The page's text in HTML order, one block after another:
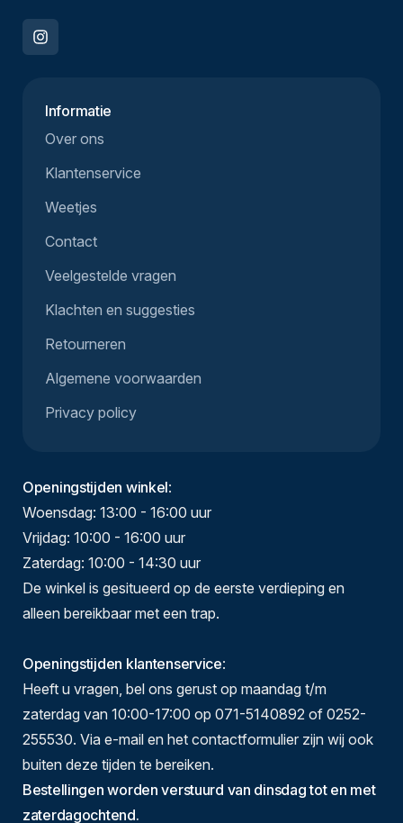
Informatie
Over ons
Klantenservice
Weetjes
Contact
Veelgestelde vragen
Klachten en suggesties
Retourneren
Algemene voorwaarden
Privacy policy
Openingstijden winkel:
Woensdag: 13:00 - 16:00 uur
Vrijdag: 10:00 - 16:00 uur
Zaterdag: 10:00 - 14:30 uur
De winkel is gesitueerd op de eerste verdieping en
alleen bereikbaar met een trap.
Openingstijden klantenservice:
Heeft u vragen, bel ons gerust op maandag t/m
zaterdag van 10:00-17:00 op 071-5140892 of 0252-
255530. Via e-mail en het contactformulier zijn wij ook
buiten deze tijden te bereiken.
Bestellingen worden verstuurd van dinsdag tot en met
zaterdagochtend.